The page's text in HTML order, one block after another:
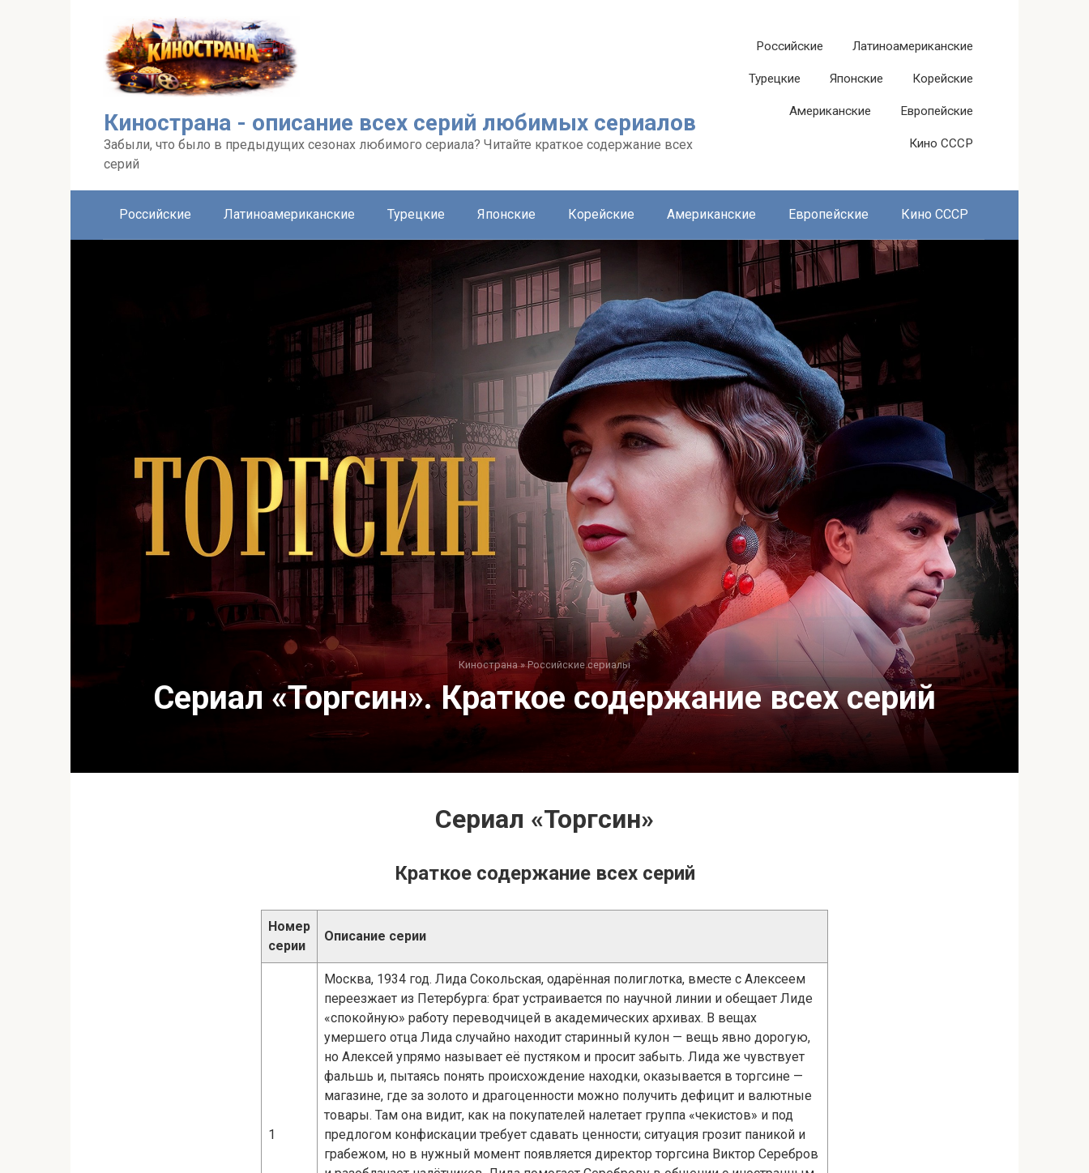
Кинострана - описание всех серий любимых сериалов
Забыли, что было в предыдущих сезонах любимого сериала? Читайте краткое содержание всех
серий
Российские Латиноамериканские
Турецкие Японские Корейские
Американские Европейские
Кино СССР
Российские Латиноамериканские Турецкие Японские Корейские Американские Европейские Кино СССР
Кинострана » Российские сериалы
Сериал «Торгсин». Краткое содержание всех серий
Сериал «Торгсин»
Краткое содержание всех серий
Номер
серии
Описание серии
1
Москва, 1934 год. Лида Сокольская, одарённая полиглотка, вместе с Алексеем
переезжает из Петербурга: брат устраивается по научной линии и обещает Лиде
«спокойную» работу переводчицей в академических архивах. В вещах
умершего отца Лида случайно находит старинный кулон — вещь явно дорогую,
но Алексей упрямо называет её пустяком и просит забыть. Лида же чувствует
фальшь и, пытаясь понять происхождение находки, оказывается в торгсине —
магазине, где за золото и драгоценности можно получить дефицит и валютные
товары. Там она видит, как на покупателей налетает группа «чекистов» и под
предлогом конфискации требует сдавать ценности; ситуация грозит паникой и
грабежом, но в нужный момент появляется директор торгсина Виктор Серебров